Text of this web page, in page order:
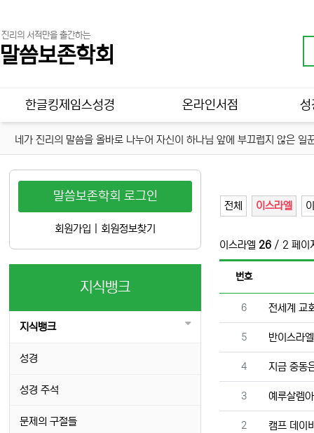
진리의 서적만을 출간하는
말씀보존학회
메인 메뉴
한글킹제임스성경 온라인서점 성
네가 진리의 말씀을 올바로 나누어 자신이 하나님 앞에 부끄럽지 않은
전체 이스라엘
이스라엘 26 / 2 페이
번호
번호
6 전세계 교
번호
5 반이스라
번호
4 지금 중동
번호
3 예루살렘
번호
2 캠프 데이
말씀보존학회 로그인
회원가입 회원정보찾기
지식뱅크
지식뱅크
성경
성경 주석
문제의 구절들